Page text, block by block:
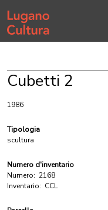
Home page
Cubetti 2
1986
Tipologia
scultura
Numero d'inventario
Numero: 2168
Inventario: CCL